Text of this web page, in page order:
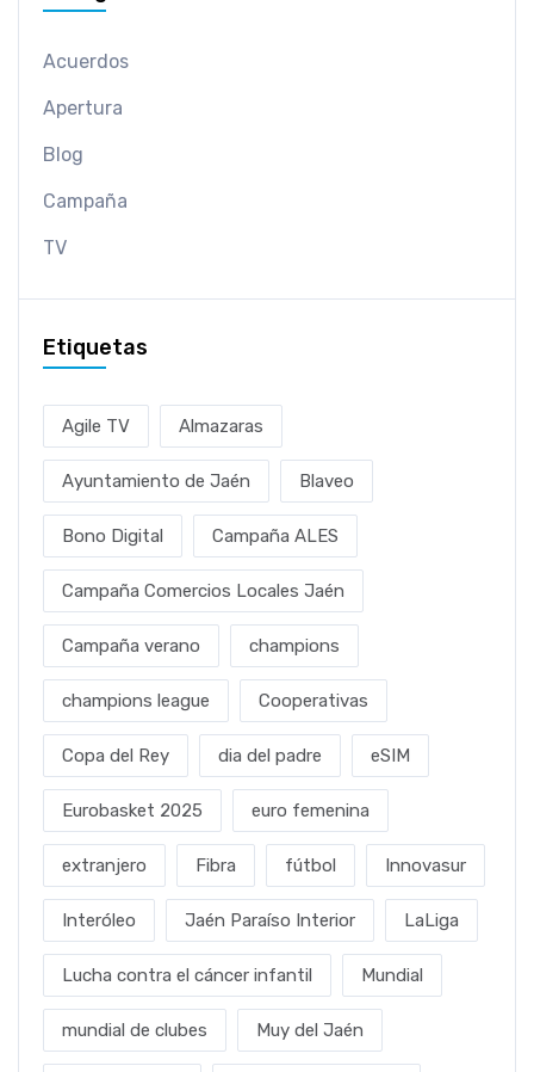
Acuerdos
Apertura
Blog
Campaña
TV
Etiquetas
Agile TV Almazaras
Ayuntamiento de Jaén Blaveo
Bono Digital Campaña ALES
Campaña Comercios Locales Jaén
Campaña verano champions
champions league Cooperativas
Copa del Rey dia del padre eSIM
Eurobasket 2025 euro femenina
extranjero Fibra fútbol Innovasur
Interóleo Jaén Paraíso Interior LaLiga
Lucha contra el cáncer infantil Mundial
mundial de clubes Muy del Jaén